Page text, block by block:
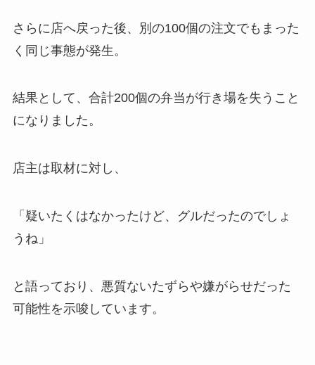
さらに店へ戻った後、別の100個の注文でもまった
く同じ事態が発生。
結果として、合計200個の弁当が行き場を失うこと
になりました。
店主は取材に対し、
「疑いたくはなかったけど、グルだったのでしょ
うね」
と語っており、悪質ないたずらや嫌がらせだった
可能性を示唆しています。